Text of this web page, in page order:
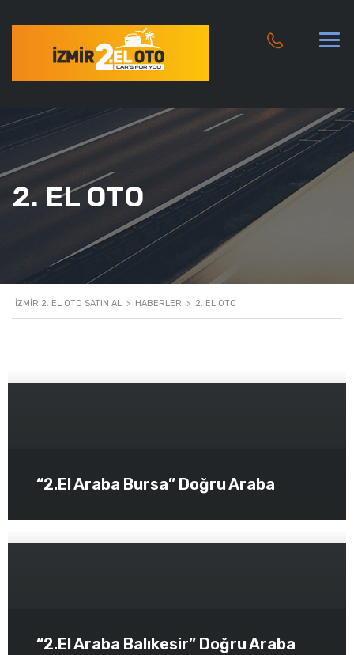
2. EL OTO
İZMIR 2. EL OTO SATIN AL > HABERLER > 2. EL OTO
“2.El Araba Bursa” Doğru Araba
“2.El Araba Balıkesir” Doğru Araba